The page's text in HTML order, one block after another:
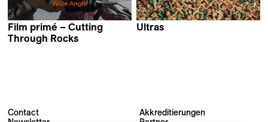
Film primé – Cutting
Through Rocks
Ultras
Contact
Akkreditierungen